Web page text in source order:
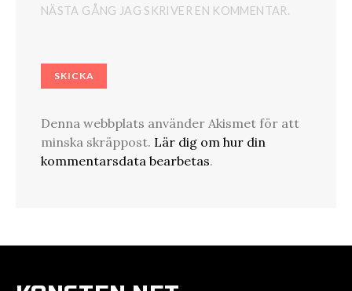
NÄSTA GÅNG JAG SKRIVER EN KOMMENTAR.
Denna webbplats använder Akismet för att
minska skräppost. Lär dig om hur din
kommentarsdata bearbetas.